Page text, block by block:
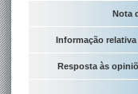
Nota
Informação
Resposta às